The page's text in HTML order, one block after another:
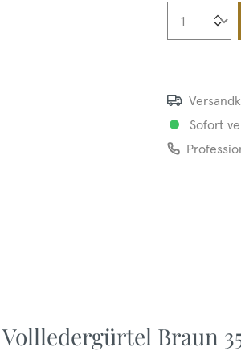
Sofort
Braun